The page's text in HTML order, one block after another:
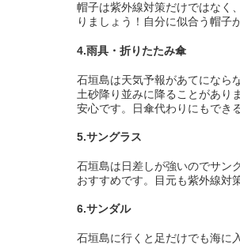
帽子は紫外線対策だけではなく
りましょう！自分に似合う帽子
4.雨具・折りたたみ傘
石垣島は天気予報があてになら
土砂降り並みに降ることがあり
安心です。日傘代わりにもでき
5.サングラス
石垣島は日差しが強いのでサン
おすすめです。目元も紫外線対
6.サンダル
石垣島に行くと足だけでも海に